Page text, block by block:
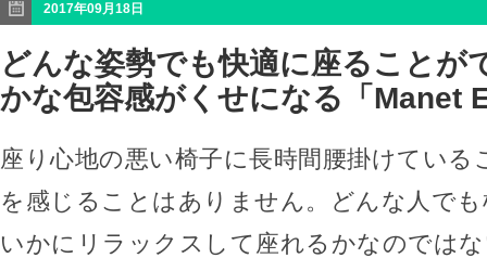
2017年09月18日
どんな姿勢でも快適に座ることが
かな包容感がくせになる「Manet
座り心地の悪い椅子に長時間腰掛けている
を感じることはありません。どんな人で
いかにリラックスして座れるかなのでは